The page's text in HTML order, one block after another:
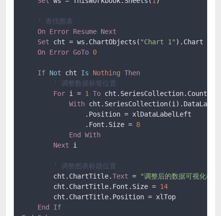
' 查找图表
On Error Resume Next
Set cht = ws.ChartObjects( "Chart 1" ).Chart
On Error GoTo 0
If Not cht Is Nothing Then
' 调整数据标签位置
For i = 1 To cht.SeriesCollection.Count
With
                .Position = xlDataLabelLeft
                .Font.Size =
8
End
With
Next i
' 调整图表标题位置
        cht.ChartTitle.
Text =
"调整后的数据可视化模
        cht.ChartTitle.Font.Size =
14
        cht.ChartTitle.Position = xlTop
End
If